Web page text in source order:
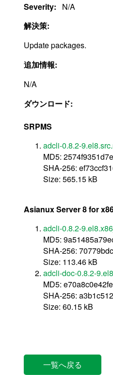
Severity:
N/A
解決策:
Update packages.
追加情報:
N/A
ダウンロード:
SRPMS
adcli-0.8.2-
MD5:
SHA-256:
Size: 565.15 kB
Asianux Server 8 for
adcli-0.8.2-
MD5:
SHA-256:
Size: 113.46 kB
adcli-doc-0.8.2-
MD5:
SHA-256:
Size: 60.15 kB
一覧へ戻る